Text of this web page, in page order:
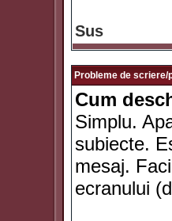
Sus
Probleme de
Cum
Simplu.
subiecte.
mesaj.
ecranului